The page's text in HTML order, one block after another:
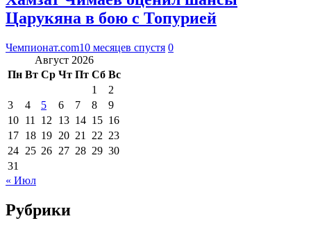
Царукяна в бою с Топурией
Чемпионат.com10 месяцев спустя 0
Август 2026
Пн Вт Ср Чт Пт Сб Вс
1
2
3
4 5 6 7 8
9
10 11 12 13 14 15 16
17 18 19 20 21 22 23
24 25 26 27 28 29 30
31
« Июл
Рубрики